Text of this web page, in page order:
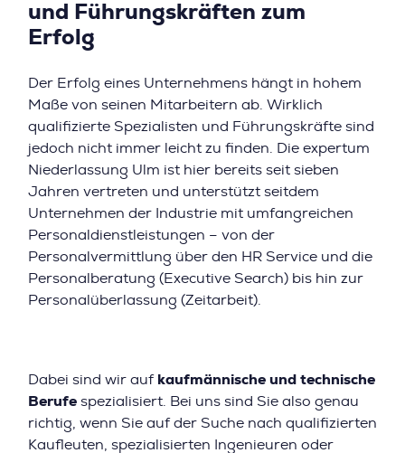
und Führungskräften zum
Erfolg
Der Erfolg eines Unternehmens hängt in hohem
Maße von seinen Mitarbeitern ab. Wirklich
qualifizierte Spezialisten und Führungskräfte sind
jedoch nicht immer leicht zu finden. Die expertum
Niederlassung Ulm ist hier bereits seit sieben
Jahren vertreten und unterstützt seitdem
Unternehmen der Industrie mit umfangreichen
Personaldienstleistungen – von der
Personalvermittlung über den HR Service und die
Personalberatung (Executive Search) bis hin zur
Personalüberlassung (Zeitarbeit).
Dabei sind wir auf kaufmännische und technische
Berufe spezialisiert. Bei uns sind Sie also genau
richtig, wenn Sie auf der Suche nach qualifizierten
Kaufleuten, spezialisierten Ingenieuren oder